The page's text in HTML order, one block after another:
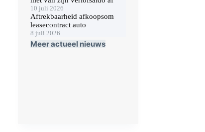
10 juli 2026
Aftrekbaarheid afkoopsom
leasecontract auto
8 juli 2026
Meer actueel nieuws